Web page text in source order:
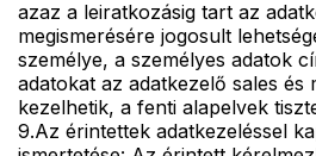
azaz a leiratkozásig tart az
megismerésére jogosult
személye, a személyes adatok
adatokat az adatkezelő sales és
kezelhetik, a fenti alapelvek
9.Az érintettek adatkezeléssel